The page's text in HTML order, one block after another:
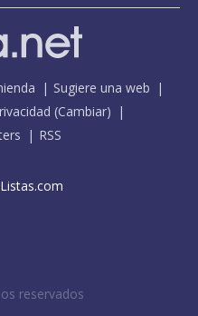
Sugiere una web
(Cambiar)
RSS
reservados